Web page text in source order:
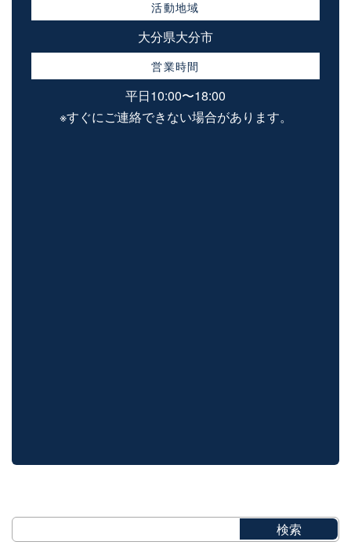
活動地域
大分県大分市
営業時間
平日10:00〜18:00
※すぐにご連絡できない場合があります。